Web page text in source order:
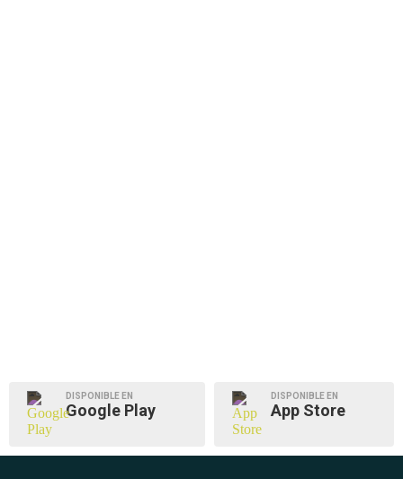
DISPONIBLE EN
Google Play
DISPONIBLE EN
App Store